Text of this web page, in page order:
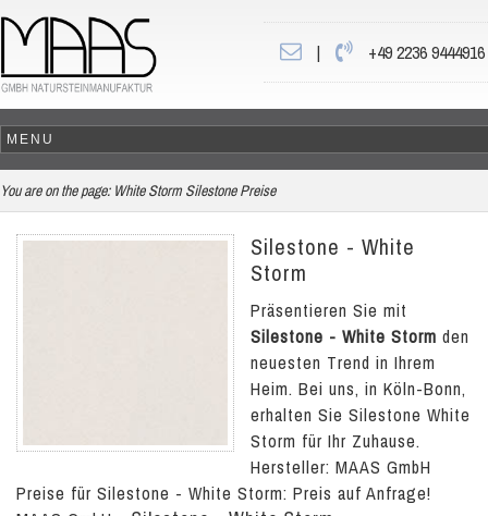
| +49 2236 9444916
You are on the page: White Storm Silestone Preise
Silestone - White
Storm
Präsentieren Sie mit
Silestone - White Storm den
neuesten Trend in Ihrem
Heim. Bei uns, in Köln-Bonn,
erhalten Sie Silestone White
Storm für Ihr Zuhause.
Hersteller: MAAS GmbH
Preise für Silestone - White Storm: Preis auf Anfrage!